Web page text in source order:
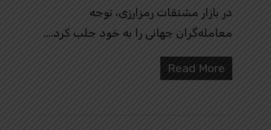
در بازار مشتقات رمزارزی، توجه
معامله‌گران جهانی را به خود جلب کرد….
Read More